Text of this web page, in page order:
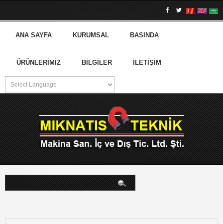
ANA SAYFA KURUMSAL BASINDA
ÜRÜNLERIMIZ BILGILER İLETIŞIM
arama...